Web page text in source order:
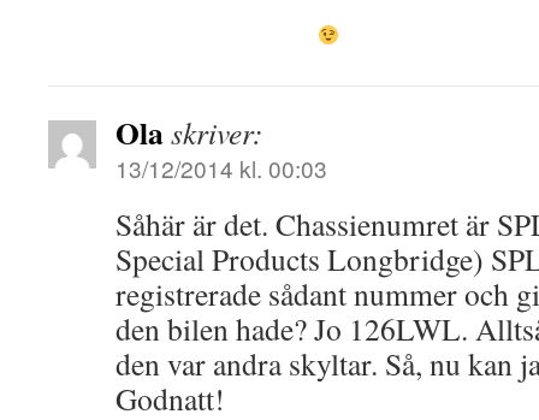
Olaskriver:
13/12/2014 kl. 00:03
Såhär är det. Chassienumret är
Special Products Longbridge)
registrerade sådant nummer och
den bilen hade? Jo 126LWL.
den var andra skyltar. Så, nu kan
Godnatt!